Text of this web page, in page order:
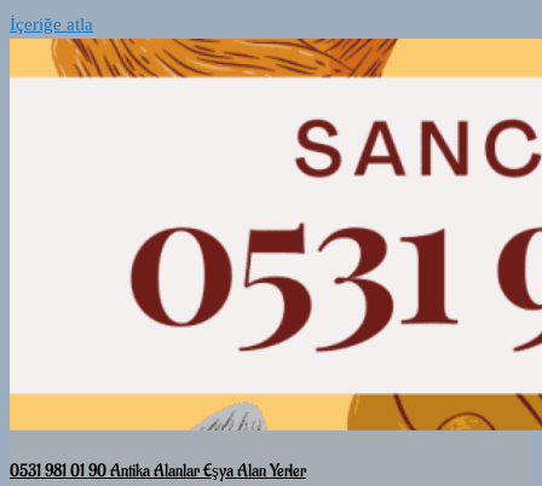
İçeriğe atla
0531 981 01 90 Antika Alanlar Eşya Alan Yerler